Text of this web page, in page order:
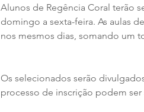
Alunos de Regência Coral terão
domingo a sexta-feira. As aulas
nos mesmos dias, somando um
Os selecionados serão
processo de inscrição podem